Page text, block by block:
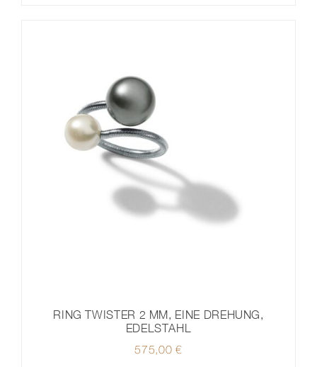
RING TWISTER 2 MM, EINE DREHUNG,
EDELSTAHL
575,00 €